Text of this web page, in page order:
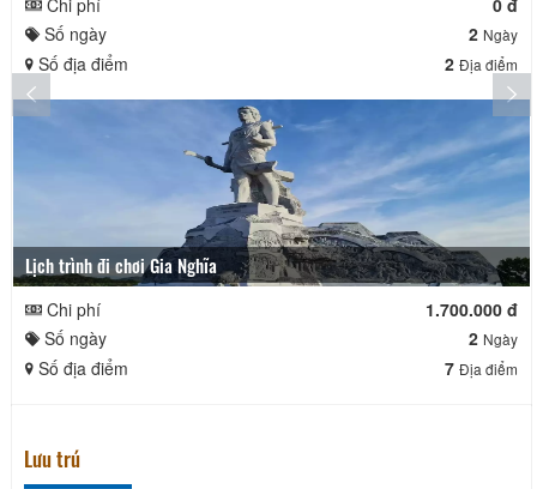
Số ngày
2 Ngày
Số địa điểm 2 Địa điểm
Lịch trình đi chơi Gia Nghĩa
Chi phí
1.700.000 đ
Số ngày
2 Ngày
Số địa điểm 7 Địa điểm
Lưu trú